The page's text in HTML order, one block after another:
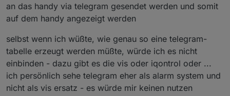
an das handy via telegram gesendet werden und somit
auf dem handy angezeigt werden
selbst wenn ich wüßte, wie genau so eine telegram-
tabelle erzeugt werden müßte, würde ich es nicht
einbinden - dazu gibt es die vis oder iqontrol oder ...
ich persönlich sehe telegram eher als alarm system und
nicht als vis ersatz - es würde mir keinen nutzen